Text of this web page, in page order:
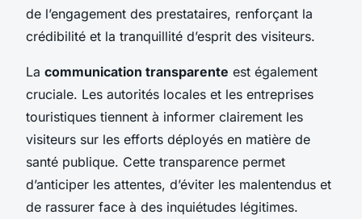
de l’engagement des prestataires, renforçant la
crédibilité et la tranquillité d’esprit des visiteurs.
La communication transparente est également
cruciale. Les autorités locales et les entreprises
touristiques tiennent à informer clairement les
visiteurs sur les efforts déployés en matière de
santé publique. Cette transparence permet
d’anticiper les attentes, d’éviter les malentendus et
de rassurer face à des inquiétudes légitimes.